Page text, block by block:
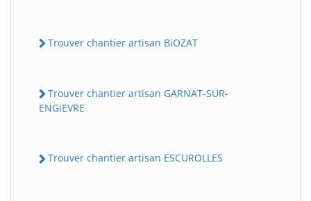
Trouver chantier artisan BiOZAT
Trouver chantier artisan GARNAT-SUR-
ENGiEVRE
Trouver chantier artisan ESCUROLLES